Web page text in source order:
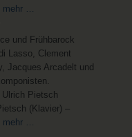
mehr …
und Frühbarock
Lasso, Clement
Jacques Arcadelt und
Pietsch
(Klavier) –
mehr …